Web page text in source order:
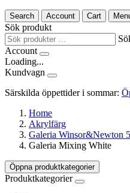
Search Account Cart
Sök produkt
Account
Loading...
Kundvagn
Särskilda öppettider i sommar:
Home
Akrylfärg
Galeria Winsor&Newton
Galeria Mixing White
Öppna produktkategorier
Produktkategorier